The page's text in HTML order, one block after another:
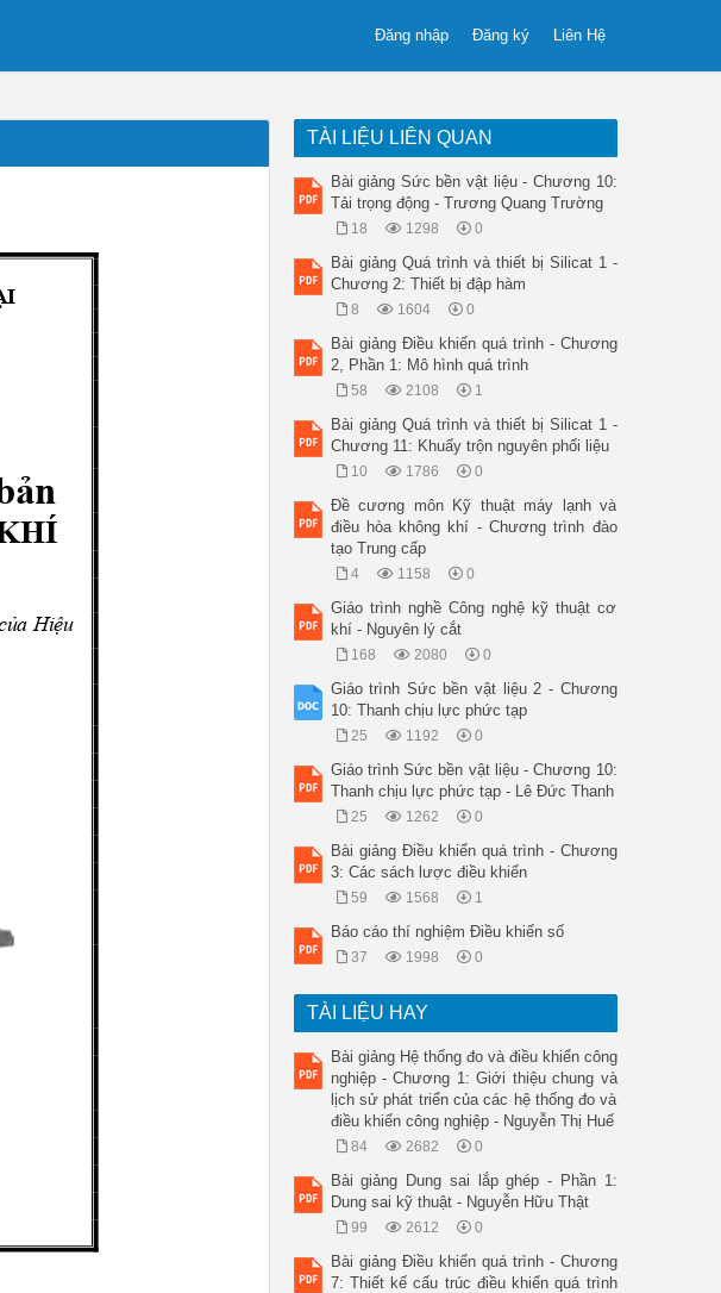
Liên Hệ
Đăng ký
Đăng nhập
Hiệu
TÀI LIỆU LIÊN QUAN
Bài giảng Sức bền vật liệu - Chương 10:
Tải trọng động - Trương Quang Trường
18 1298 0
Bài giảng Quá trình và thiết bị Silicat 1 -
Chương 2: Thiết bị đập hàm
8 1604 0
Bài giảng Điều khiển quá trình - Chương
2, Phần 1: Mô hình quá trình
58 2108 1
Bài giảng Quá trình và thiết bị Silicat 1 -
Chương 11: Khuấy trộn nguyên phối liệu
10 1786 0
Đề cương môn Kỹ thuật máy lạnh và
điều hòa không khí - Chương trình đào
tạo Trung cấp
4 1158 0
Giáo trình nghề Công nghệ kỹ thuật cơ
khí - Nguyên lý cắt
168 2080 0
Giáo trình Sức bền vật liệu 2 - Chương
10: Thanh chịu lực phức tạp
25 1192 0
Giáo trình Sức bền vật liệu - Chương 10:
Thanh chịu lực phức tạp - Lê Đức Thanh
25 1262 0
Bài giảng Điều khiển quá trình - Chương
3: Các sách lược điều khiển
59 1568 1
Báo cáo thí nghiệm Điều khiển số
37 1998 0
TÀI LIỆU HAY
Bài giảng Hệ thống đo và điều khiển công
nghiệp - Chương 1: Giới thiệu chung và
lịch sử phát triển của các hệ thống đo và
điều khiển công nghiệp - Nguyễn Thị Huế
84 2682 0
Bài giảng Dung sai lắp ghép - Phần 1:
Dung sai kỹ thuật - Nguyễn Hữu Thật
99 2612 0
Bài giảng Điều khiển quá trình - Chương
7: Thiết kế cấu trúc điều khiển quá trình